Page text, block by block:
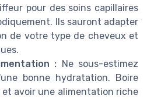
pour des soins capillaires
Ils sauront adapter
de votre type de cheveux et
: Ne sous-estimez
bonne hydratation. Boire
avoir une alimentation riche